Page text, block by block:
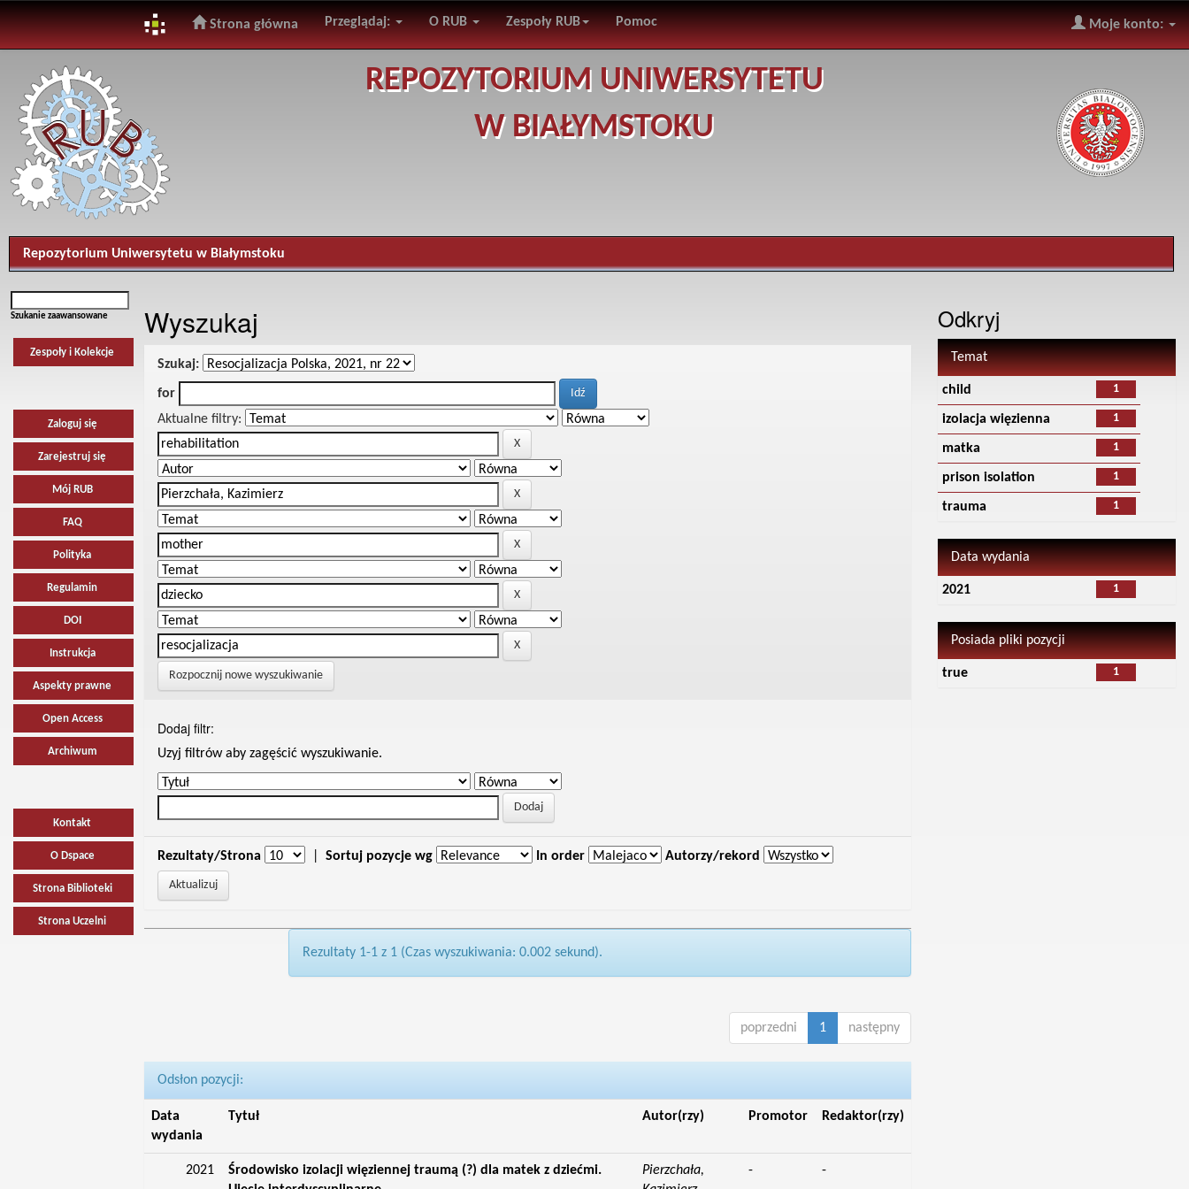
navigation
Strona główna Przeglądaj: O RUB Zespoły RUB Pomoc Moje konto:
REPOZYTORIUM UNIWERSYTETU
W BIAŁYMSTOKU
Repozytorium Uniwersytetu w Białymstoku
Szukanie zaawansowane
Zespoły i Kolekcje
Zaloguj się
Zarejestruj się
Mój RUB
FAQ
Polityka
Regulamin
DOI
Instrukcja
Aspekty prawne
Open Access
Archiwum
Kontakt
O Dspace
Strona Biblioteki
Strona Uczelni
Wyszukaj
Szukaj:
for
Aktualne filtry:
Rozpocznij nowe wyszukiwanie
Dodaj filtr:
Uzyj filtrów aby zagęścić wyszukiwanie.
Rezultaty/Strona Sortuj pozycje wg In order Autorzy/rekord
Rezultaty 1-1 z 1 (Czas wyszukiwania: 0.002 sekund).
poprzedni 1 następny
Odsłon pozycji:
Data
wydania
Tytuł Autor(rzy) Promotor Redaktor(rzy)
2021
Środowisko izolacji więziennej traumą (?) dla matek z dziećmi.
Pierzchała,
- -
Odkryj
Temat
1
child
1
izolacja więzienna
1
matka
1
prison isolation
1
trauma
Data wydania
1
2021
Posiada pliki pozycji
1
true